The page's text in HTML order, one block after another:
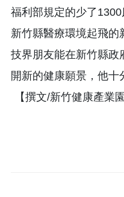
福利部規定的少了
新竹縣醫療環境起飛
技界朋友能在新竹縣政
開新的健康願景，他十
【撰文/新竹健康產業